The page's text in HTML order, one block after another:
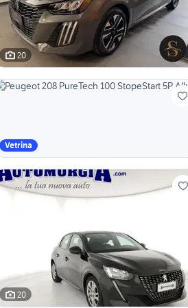
20
Vetrina
20